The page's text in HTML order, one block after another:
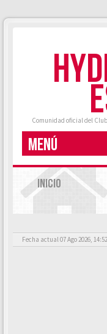
Comunidad oficial del
MENÚ
INICIO
Fecha actual 07 Ago 2026, 14:52